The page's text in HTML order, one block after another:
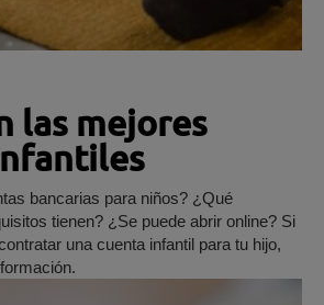
las mejores
bancarias para niños? ¿Qué
tienen? ¿Se puede abrir online? Si
una cuenta infantil para tu hijo,